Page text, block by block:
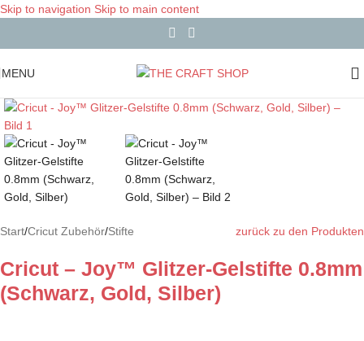
Skip to navigation Skip to main content
MENU
Start/Cricut Zubehör/Stifte zurück zu den Produkten
Cricut – Joy™ Glitzer-Gelstifte 0.8mm
(Schwarz, Gold, Silber)